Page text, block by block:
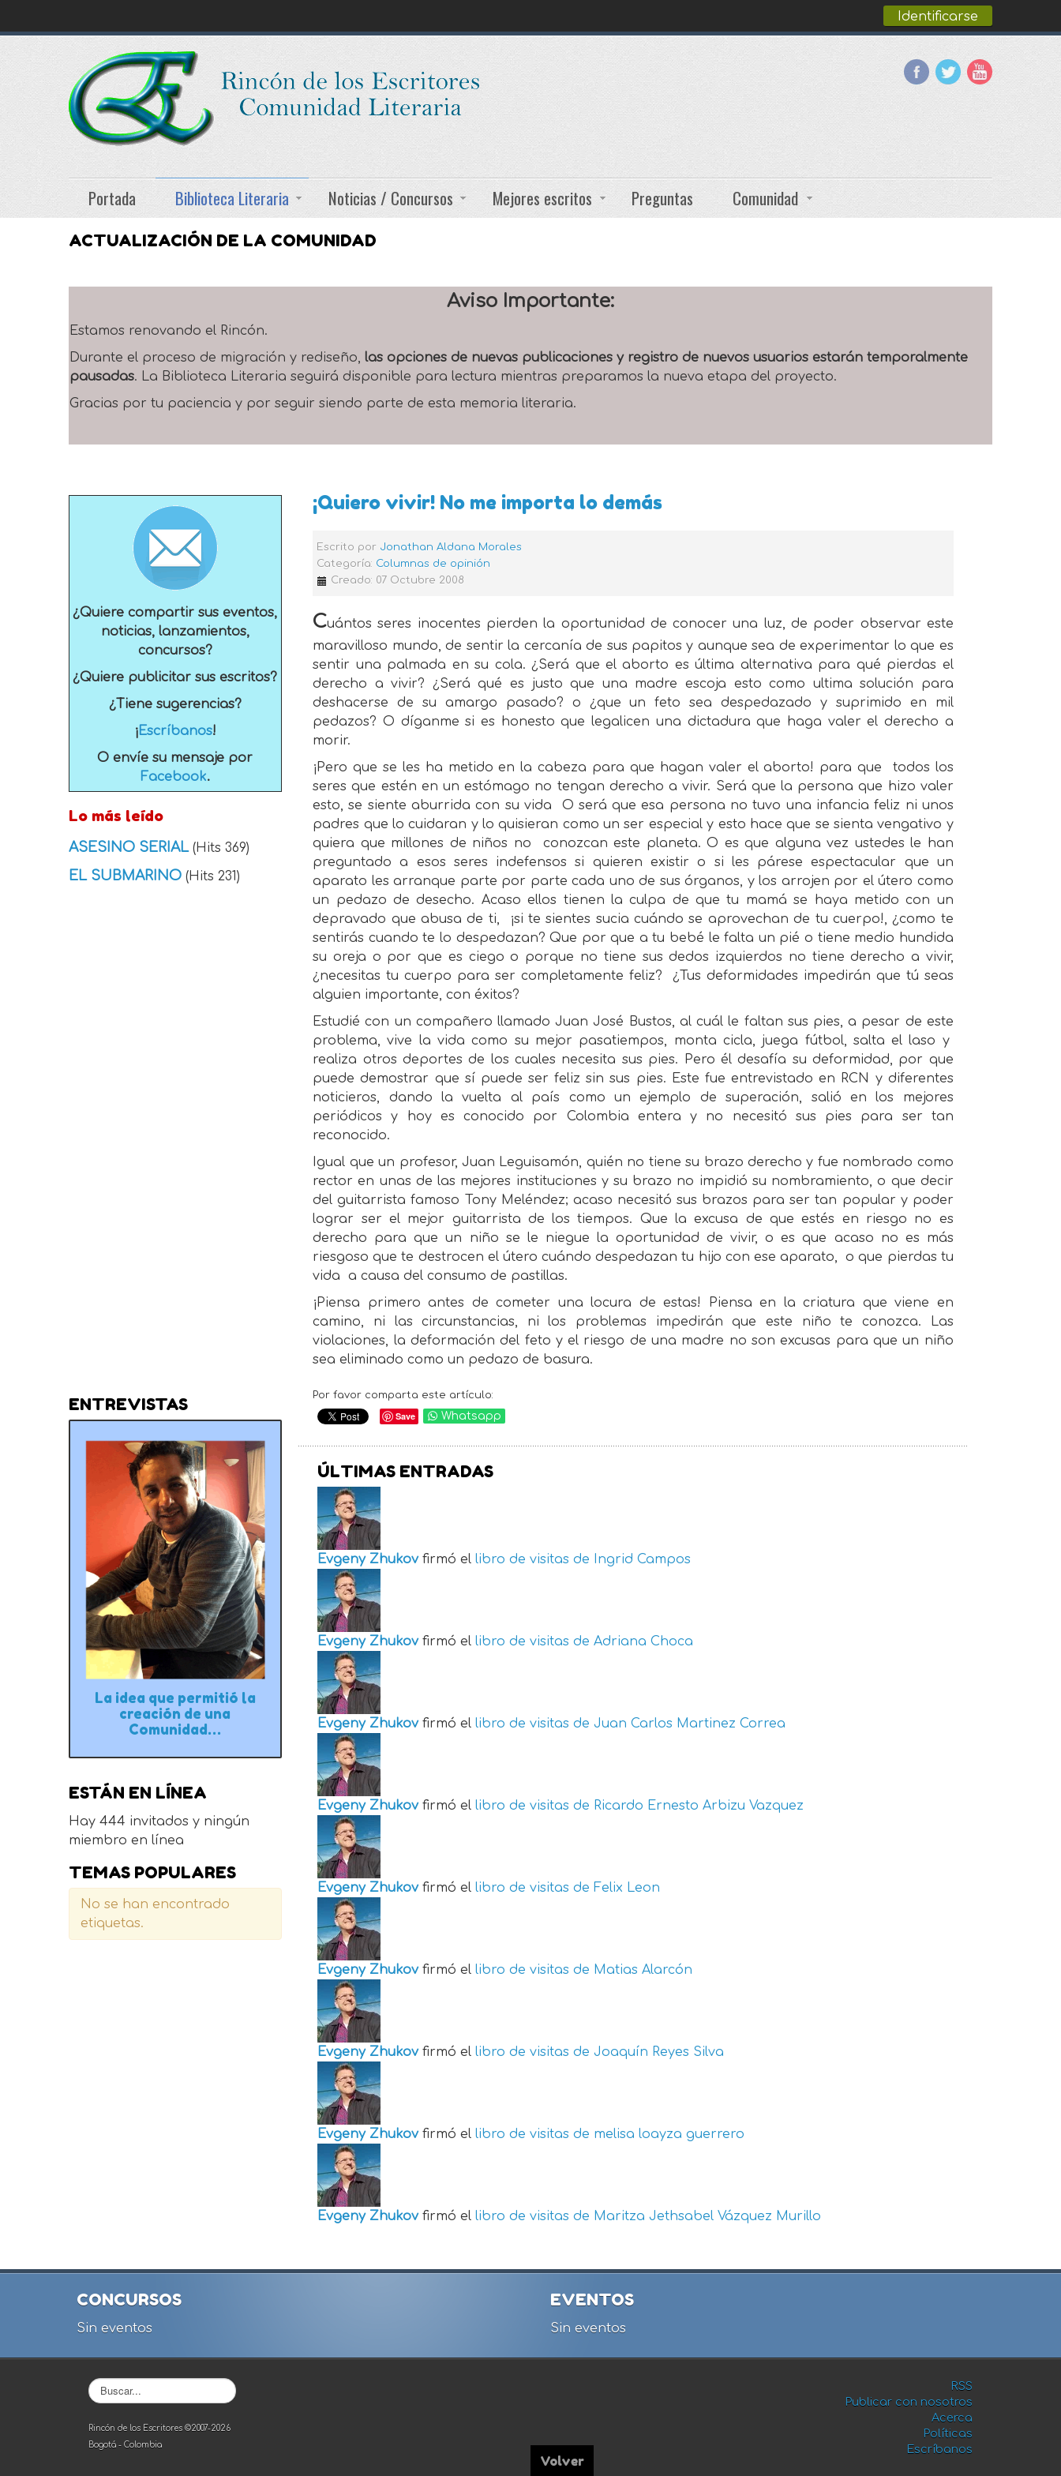
Identificarse
Portada Biblioteca Literaria Noticias / Concursos Mejores escritos Preguntas Comunidad
ACTUALIZACIÓN DE LA COMUNIDAD
Aviso Importante:
Estamos renovando el Rincón.
Durante el proceso de migración y rediseño, las opciones de nuevas publicaciones y registro de nuevos usuarios estarán temporalmente
pausadas. La Biblioteca Literaria seguirá disponible para lectura mientras preparamos la nueva etapa del proyecto.
Gracias por tu paciencia y por seguir siendo parte de esta memoria literaria.
¡Quiero vivir! No me importa lo demás
Escrito por Jonathan Aldana Morales
Categoría: Columnas de opinión
Creado: 07 Octubre 2008
Cuántos seres inocentes pierden la oportunidad de conocer una luz, de poder observar este
maravilloso mundo, de sentir la cercanía de sus papitos y aunque sea de experimentar lo que es
sentir una palmada en su cola. ¿Será que el aborto es última alternativa para qué pierdas el
derecho a vivir? ¿Será qué es justo que una madre escoja esto como ultima solución para
deshacerse de su amargo pasado? o ¿que un feto sea despedazado y suprimido en mil
pedazos? O díganme si es honesto que legalicen una dictadura que haga valer el derecho a
morir.
¡Pero que se les ha metido en la cabeza para que hagan valer el aborto! para que
todos los
seres que estén en un estómago no tengan derecho a vivir. Será que la persona que hizo valer
esto, se siente aburrida con su vida
O será que esa persona no tuvo una infancia feliz ni unos
padres que lo cuidaran y lo quisieran como un ser especial y esto hace que se sienta vengativo y
quiera que millones de niños no
conozcan este planeta. O es que alguna vez ustedes le han
preguntado a esos seres indefensos si quieren existir o si les párese espectacular que un
aparato les arranque parte por parte cada uno de sus órganos, y los arrojen por el útero como
un pedazo de desecho. Acaso ellos tienen la culpa de que tu mamá se haya metido con un
depravado que abusa de ti,
¡si te sientes sucia cuándo se aprovechan de tu cuerpo!, ¿como te
sentirás cuando te lo despedazan? Que por que a tu bebé le falta un pié o tiene medio hundida
su oreja o por que es ciego o porque no tiene sus dedos izquierdos no tiene derecho a vivir,
¿necesitas tu cuerpo para ser completamente feliz?
¿Tus deformidades impedirán que tú seas
alguien importante, con éxitos?
Estudié con un compañero llamado Juan José Bustos, al cuál le faltan sus pies, a pesar de este
problema, vive la vida como su mejor pasatiempos, monta cicla, juega fútbol, salta el laso y
realiza otros deportes de los cuales necesita sus pies. Pero él desafía su deformidad, por que
puede demostrar que sí puede ser feliz sin sus pies. Este fue entrevistado en RCN y diferentes
noticieros, dando la vuelta al país como un ejemplo de superación, salió en los mejores
periódicos y hoy es conocido por Colombia entera y no necesitó sus pies para ser tan
reconocido.
Igual que un profesor, Juan Leguisamón, quién no tiene su brazo derecho y fue nombrado como
rector en unas de las mejores instituciones y su brazo no impidió su nombramiento, o que decir
del guitarrista famoso Tony Meléndez; acaso necesitó sus brazos para ser tan popular y poder
lograr ser el mejor guitarrista de los tiempos. Que la excusa de que estés en riesgo no es
derecho para que un niño se le niegue la oportunidad de vivir, o es que acaso no es más
riesgoso que te destrocen el útero cuándo despedazan tu hijo con ese aparato,
o que pierdas tu
vida
a causa del consumo de pastillas.
¡Piensa primero antes de cometer una locura de estas! Piensa en la criatura que viene en
camino, ni las circunstancias, ni los problemas impedirán que este niño te conozca. Las
violaciones, la deformación del feto y el riesgo de una madre no son excusas para que un niño
sea eliminado como un pedazo de basura.
Por favor comparta este artículo:
Save Whatsapp
ÚLTIMAS ENTRADAS
Evgeny Zhukov firmó el libro de visitas de Ingrid Campos
Evgeny Zhukov firmó el libro de visitas de Adriana Choca
Evgeny Zhukov firmó el libro de visitas de Juan Carlos Martinez Correa
Evgeny Zhukov firmó el libro de visitas de Ricardo Ernesto Arbizu Vazquez
Evgeny Zhukov firmó el libro de visitas de Felix Leon
Evgeny Zhukov firmó el libro de visitas de Matias Alarcón
Evgeny Zhukov firmó el libro de visitas de Joaquín Reyes Silva
Evgeny Zhukov firmó el libro de visitas de melisa loayza guerrero
Evgeny Zhukov firmó el libro de visitas de Maritza Jethsabel Vázquez Murillo
¿Quiere compartir sus eventos,
noticias, lanzamientos,
concursos?
¿Quiere publicitar sus escritos?
¿Tiene sugerencias?
¡Escríbanos!
O envíe su mensaje por
Facebook.
Lo más leído
ASESINO SERIAL (Hits 369)
EL SUBMARINO (Hits 231)
ENTREVISTAS
La idea que permitió la
creación de una
Comunidad…
ESTÁN EN LÍNEA
Hay 444 invitados y ningún
miembro en línea
TEMAS POPULARES
No se han encontrado
etiquetas.
CONCURSOS
Sin eventos
EVENTOS
Sin eventos
Buscar...
Rincón de los Escritores ©2007-2026
Bogotá - Colombia
RSS
Publicar con nosotros
Acerca
Políticas
Escríbanos
Volver